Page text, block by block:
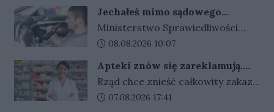
Spartą.
Polski. Najwięcej pochłonęły
emerytury, zdrowie i
bezpieczeństwo.
Jechałeś mimo sądowego
zakazu? Koniec z wyrokami w
zawieszeniu. Rząd zaostrza
przepisy dla kierowców
Ministerstwo Sprawiedliwości
szykuje ostre zmiany dla
zakazu prowadzenia auta i
recydywę po alkoholu ma grozić
bezwzględne więzienie.
Data dodania artykułu:
08.08.2026 10:07
Apteki znów się zareklamują.
Ale nie bez ograniczeń
Rząd chce znieść całkowity zakaz
reklamy aptek. Nadal jednak
Data dodania artykułu:
07.08.2026 17:41